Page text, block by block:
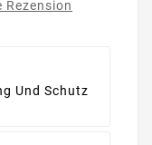
Rezension
Und Schutz